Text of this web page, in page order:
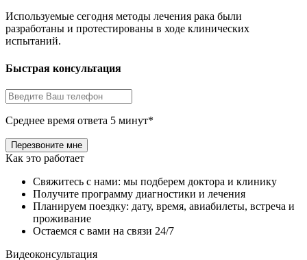
Используемые сегодня методы лечения рака были
разработаны и протестированы в ходе клинических
испытаний.
Быстрая консультация
Среднее время ответа 5 минут*
Как это работает
Свяжитесь с нами: мы подберем доктора и клинику
Получите программу диагностики и лечения
Планируем поездку: дату, время, авиабилеты, встреча и
проживание
Остаемся с вами на связи 24/7
Видеоконсультация